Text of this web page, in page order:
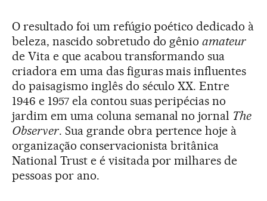
O resultado foi um refúgio poético dedicado à
beleza, nascido sobretudo do gênioamateur
de Vita e que acabou transformando sua
criadora em uma das figuras mais influentes
do paisagismo inglês do século XX. Entre
1946 e 1957 ela contou suas peripécias no
jardim em uma coluna semanal no jornal The
Observer. Sua grande obra pertence hoje à
organização conservacionista britânica
National Trust e é visitada por milhares de
pessoas por ano.